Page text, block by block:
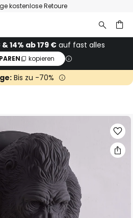
kostenlose Retoure
& 14% ab 179 € auf fast alles
kopieren
Bis zu -70%